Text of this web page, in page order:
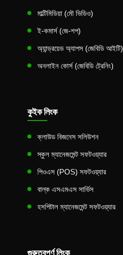
মাল্টিমিডিয়া (মৌ ভিডিও)
ই-কমার্স (জে-শপ)
অ্যান্ড্রয়েড অ্যাপস (জেবিডি আইটি)
অনলাইন কোর্স (জেবিডি ট্রেনিং)
কুইক লিংক
ক্লাউড বিজনেস সলিউশন
স্কুল ম্যানেজমেন্ট সফটওয়্যার
পিওএস (POS) সফটওয়্যার
বাল্ক এসএমএস সার্ভিস
হসপিটাল ম্যানেজমেন্ট সফটওয়্যার
গুরুত্বপূর্ণ লিংক